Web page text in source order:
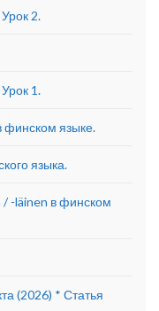
2.
1.
финском языке.
языка.
-läinen в финском
(2026) * Статья